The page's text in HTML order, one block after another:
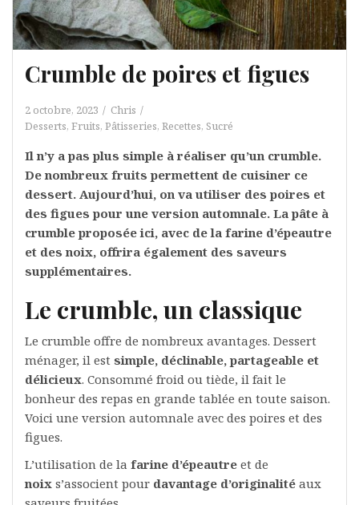
Crumble de poires et figues
2 octobre, 2023
Chris
Desserts, Fruits, Pâtisseries, Recettes, Sucré
Il n’y a pas plus simple à réaliser qu’un crumble.
De nombreux fruits permettent de cuisiner ce
dessert. Aujourd’hui, on va utiliser des poires et
des figues pour une version automnale. La pâte à
crumble proposée ici, avec de la farine d’épeautre
et des noix, offrira également des saveurs
supplémentaires.
Le crumble, un classique
Le crumble offre de nombreux avantages. Dessert
ménager, il est simple, déclinable, partageable et
délicieux. Consommé froid ou tiède, il fait le
bonheur des repas en grande tablée en toute saison.
Voici une version automnale avec des poires et des
figues.
L’utilisation de la farine d’épeautre et de
noix s’associent pour davantage d’originalité aux